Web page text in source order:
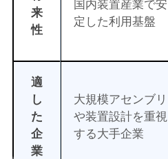
来
性
国内装置産業で安
定した利用基盤
適
し
た
企
業
大規模アセンブリ
や装置設計を重視
する大手企業